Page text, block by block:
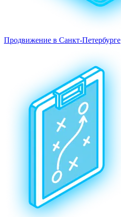
Продвижение в Санкт-Петербурге